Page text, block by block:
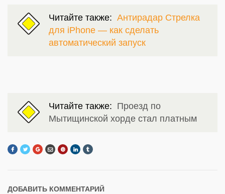
Читайте также: Антирадар Стрелка
для iPhone — как сделать
автоматический запуск
Читайте также: Проезд по
Мытищинской хорде стал платным
ДОБАВИТЬ КОММЕНТАРИЙ